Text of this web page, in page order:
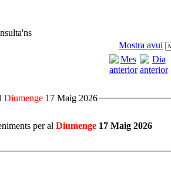
Mostra avui
Diumenge 17 Maig 2026
per al Diumenge 17 Maig 2026